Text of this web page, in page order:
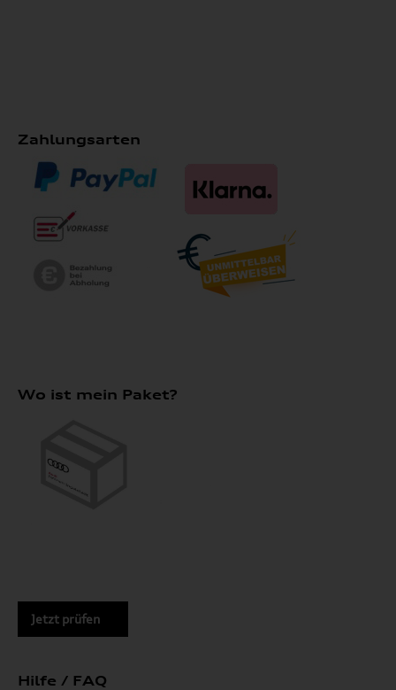
Zahlungsarten
Wo ist mein Paket?
Jetzt prüfen
Hilfe / FAQ